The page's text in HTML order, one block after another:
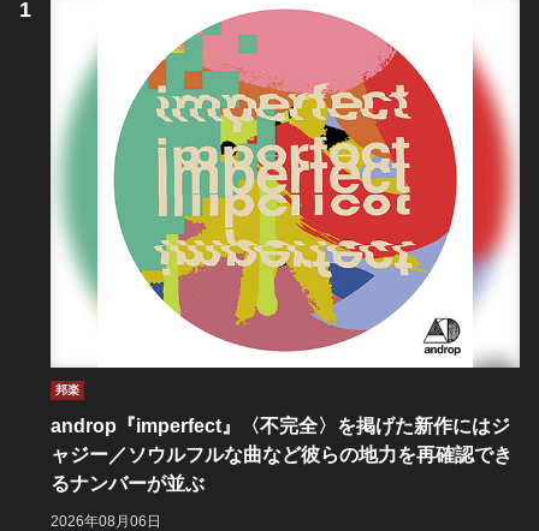
邦楽
androp『imperfect』〈不完全〉を掲げた新作にはジ
ャジー／ソウルフルな曲など彼らの地力を再確認でき
るナンバーが並ぶ
2026年08月06日